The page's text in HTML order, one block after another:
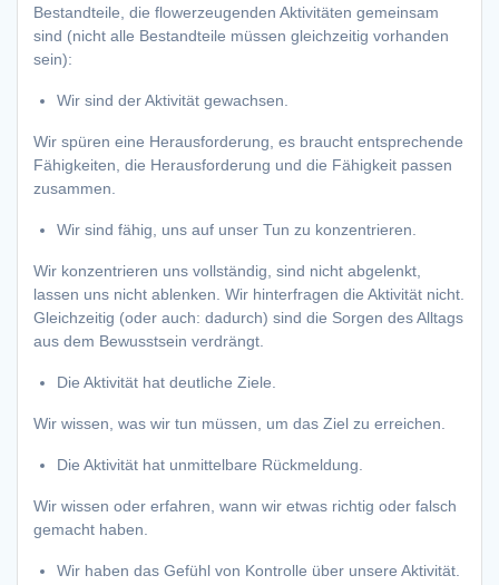
Bestandteile, die flowerzeugenden Aktivitäten gemeinsam
sind (nicht alle Bestandteile müssen gleichzeitig vorhanden
sein):
Wir sind der Aktivität gewachsen.
Wir spüren eine Herausforderung, es braucht entsprechende
Fähigkeiten, die Herausforderung und die Fähigkeit passen
zusammen.
Wir sind fähig, uns auf unser Tun zu konzentrieren.
Wir konzentrieren uns vollständig, sind nicht abgelenkt,
lassen uns nicht ablenken. Wir hinterfragen die Aktivität nicht.
Gleichzeitig (oder auch: dadurch) sind die Sorgen des Alltags
aus dem Bewusstsein verdrängt.
Die Aktivität hat deutliche Ziele.
Wir wissen, was wir tun müssen, um das Ziel zu erreichen.
Die Aktivität hat unmittelbare Rückmeldung.
Wir wissen oder erfahren, wann wir etwas richtig oder falsch
gemacht haben.
Wir haben das Gefühl von Kontrolle über unsere Aktivität.